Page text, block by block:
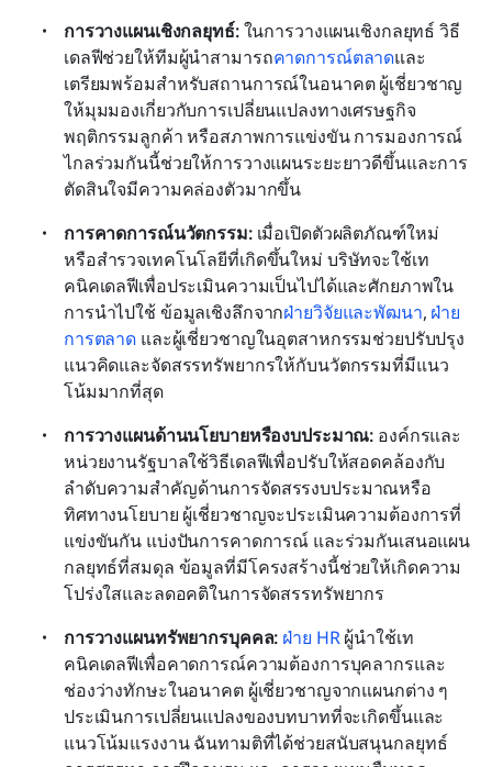
การวางแผนเชิงกลยุทธ์: ในการวางแผนเชิงกลยุทธ์ วิธี
เดลฟีช่วยให้ทีมผู้นำสามารถคาดการณ์ตลาดและ
เตรียมพร้อมสำหรับสถานการณ์ในอนาคต ผู้เชี่ยวชาญ
ให้มุมมองเกี่ยวกับการเปลี่ยนแปลงทางเศรษฐกิจ
พฤติกรรมลูกค้า หรือสภาพการแข่งขัน การมองการณ์
ไกลร่วมกันนี้ช่วยให้การวางแผนระยะยาวดีขึ้นและการ
ตัดสินใจมีความคล่องตัวมากขึ้น
การคาดการณ์นวัตกรรม: เมื่อเปิดตัวผลิตภัณฑ์ใหม่
หรือสำรวจเทคโนโลยีที่เกิดขึ้นใหม่ บริษัทจะใช้เท
คนิคเดลฟีเพื่อประเมินความเป็นไปได้และศักยภาพใน
การนำไปใช้ ข้อมูลเชิงลึกจากฝ่ายวิจัยและพัฒนา, ฝ่าย
การตลาด และผู้เชี่ยวชาญในอุตสาหกรรมช่วยปรับปรุง
แนวคิดและจัดสรรทรัพยากรให้กับนวัตกรรมที่มีแนว
โน้มมากที่สุด
การวางแผนด้านนโยบายหรืองบประมาณ: องค์กรและ
หน่วยงานรัฐบาลใช้วิธีเดลฟีเพื่อปรับให้สอดคล้องกับ
ลำดับความสำคัญด้านการจัดสรรงบประมาณหรือ
ทิศทางนโยบาย ผู้เชี่ยวชาญจะประเมินความต้องการที่
แข่งขันกัน แบ่งปันการคาดการณ์ และร่วมกันเสนอแผน
กลยุทธ์ที่สมดุล ข้อมูลที่มีโครงสร้างนี้ช่วยให้เกิดความ
โปร่งใสและลดอคติในการจัดสรรทรัพยากร
การวางแผนทรัพยากรบุคคล: ฝ่าย HR ผู้นำใช้เท
คนิคเดลฟีเพื่อคาดการณ์ความต้องการบุคลากรและ
ช่องว่างทักษะในอนาคต ผู้เชี่ยวชาญจากแผนกต่าง ๆ
ประเมินการเปลี่ยนแปลงของบทบาทที่จะเกิดขึ้นและ
แนวโน้มแรงงาน ฉันทามติที่ได้ช่วยสนับสนุนกลยุทธ์